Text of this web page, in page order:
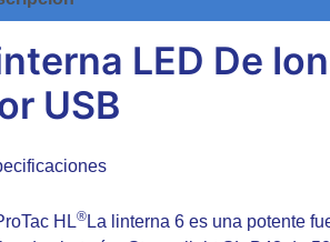
LED De
USB
HL®La linterna 6 es una potente